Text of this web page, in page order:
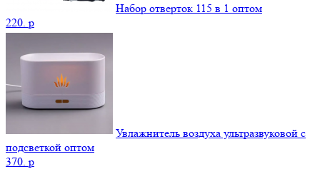
Набор отверток 115 в 1 оптом
220. p
Увлажнитель воздуха ультразвуковой с
подсветкой оптом
370. p